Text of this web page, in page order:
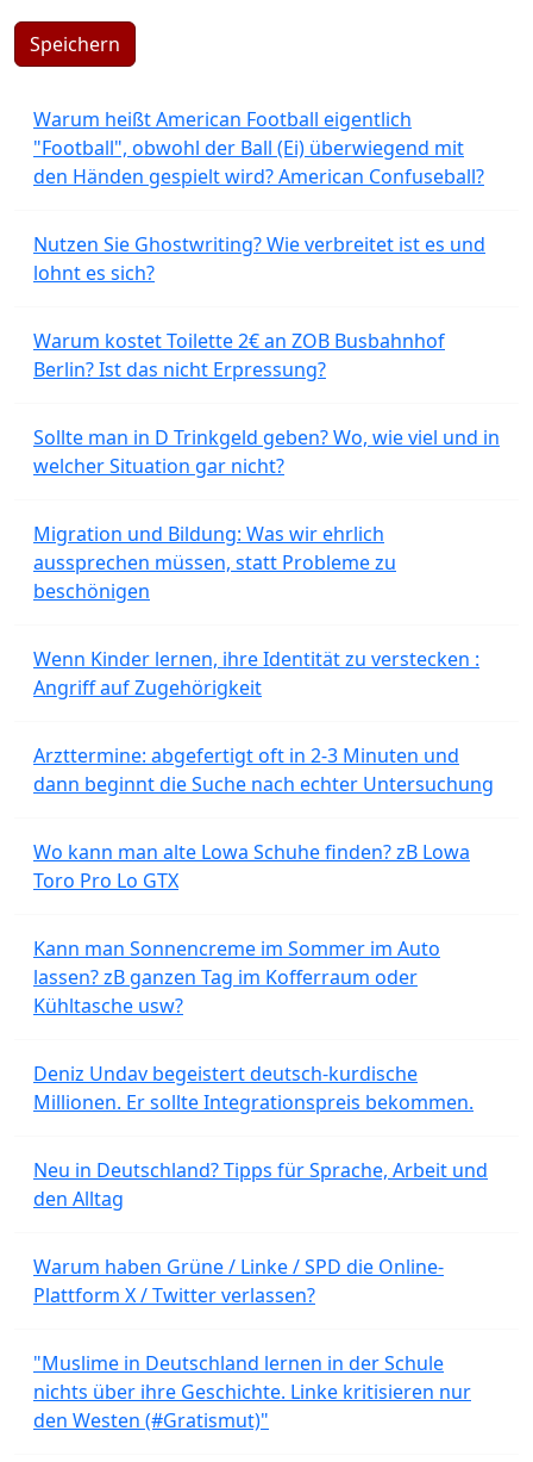
Speichern
Warum heißt American Football eigentlich
"Football", obwohl der Ball (Ei) überwiegend mit
den Händen gespielt wird? American Confuseball?
Nutzen Sie Ghostwriting? Wie verbreitet ist es und
lohnt es sich?
Warum kostet Toilette 2€ an ZOB Busbahnhof
Berlin? Ist das nicht Erpressung?
Sollte man in D Trinkgeld geben? Wo, wie viel und in
welcher Situation gar nicht?
Migration und Bildung: Was wir ehrlich
aussprechen müssen, statt Probleme zu
beschönigen
Wenn Kinder lernen, ihre Identität zu verstecken :
Angriff auf Zugehörigkeit
Arzttermine: abgefertigt oft in 2-3 Minuten und
dann beginnt die Suche nach echter Untersuchung
Wo kann man alte Lowa Schuhe finden? zB Lowa
Toro Pro Lo GTX
Kann man Sonnencreme im Sommer im Auto
lassen? zB ganzen Tag im Kofferraum oder
Kühltasche usw?
Deniz Undav begeistert deutsch-kurdische
Millionen. Er sollte Integrationspreis bekommen.
Neu in Deutschland? Tipps für Sprache, Arbeit und
den Alltag
Warum haben Grüne / Linke / SPD die Online-
Plattform X / Twitter verlassen?
"Muslime in Deutschland lernen in der Schule
nichts über ihre Geschichte. Linke kritisieren nur
den Westen (#Gratismut)"